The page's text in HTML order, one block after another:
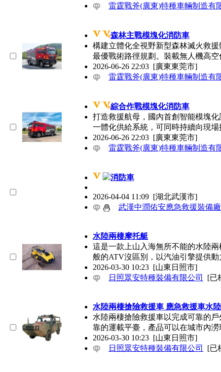
雷霆戰斧(廣東)特種車輛制造有
森林主戰模塊化消防車
構建立體化全視野新型森林滅火救
最優戰術路徑規劃。裝載無人機高
2026-06-26 22:03 [廣東東莞市]
雷霆戰斧(廣東)特種車輛制造有
綜合作戰模塊化消防車
打造救援航母，國內首創智能模塊化設
一體化供給系統，可同時持續向現
2026-06-26 22:03 [廣東東莞市]
雷霆戰斧(廣東)特種車輛制造有
消防車
2026-04-04 11:09 [湖北武漢市]
武漢中潤佑安應急救援裝備廠
水陸兩棲摩托艇
這是一款上山入海無所不能的水陸
般的ATV沒區別，以汽油引擎提供動
2026-03-30 10:23 [山東日照市]
日照眾安特種裝備有限公司
[已
水陸兩棲搶險救援車 應急救援車水
水陸兩棲搶險救援車以完成可靠的
靠的運載平臺，產品可以在城市內澇環境
2026-03-30 10:23 [山東日照市]
日照眾安特種裝備有限公司
[已